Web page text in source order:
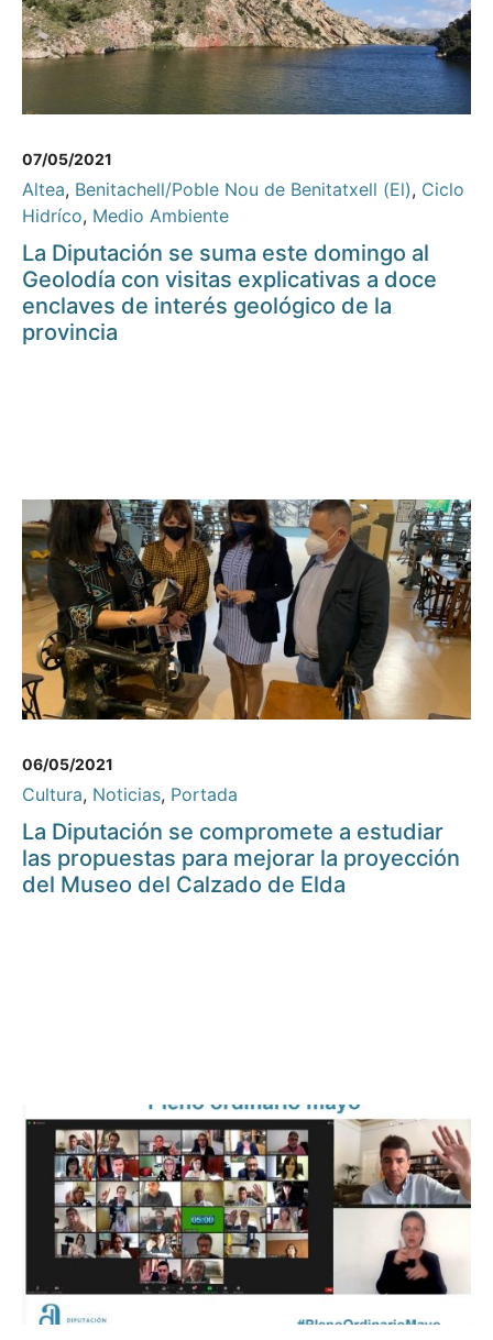
07/05/2021
Altea, Benitachell/Poble Nou de Benitatxell (El), Ciclo
Hidríco, Medio Ambiente
La Diputación se suma este domingo al
Geolodía con visitas explicativas a doce
enclaves de interés geológico de la
provincia
06/05/2021
Cultura, Noticias, Portada
La Diputación se compromete a estudiar
las propuestas para mejorar la proyección
del Museo del Calzado de Elda